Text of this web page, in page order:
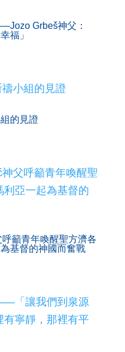
Grbeš神父：
福」
的見證
籲青年喚醒聖方濟各
基督的神國而奮戰